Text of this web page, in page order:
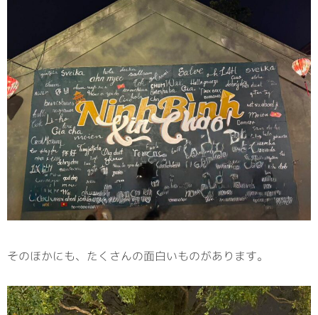
そのほかにも、たくさんの面白いものがあります。